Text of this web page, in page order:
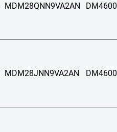
MDM28QNN9VA2AN
MDM28JNN9VA2AN